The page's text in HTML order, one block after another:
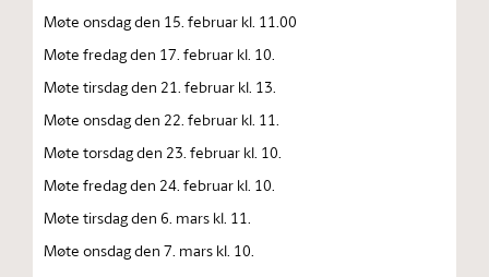
Møte onsdag den 15. februar kl. 11.00
Møte fredag den 17. februar kl. 10.
Møte tirsdag den 21. februar kl. 13.
Møte onsdag den 22. februar kl. 11.
Møte torsdag den 23. februar kl. 10.
Møte fredag den 24. februar kl. 10.
Møte tirsdag den 6. mars kl. 11.
Møte onsdag den 7. mars kl. 10.